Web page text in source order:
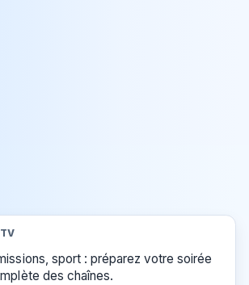
sport : préparez votre soirée
des chaînes.